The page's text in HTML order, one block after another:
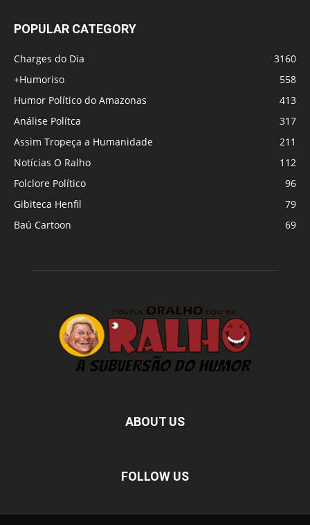
POPULAR CATEGORY
Charges do Dia
3160
+Humoriso
558
Humor Político do Amazonas
413
Análise Polítca
317
Assim Tropeça a Humanidade
211
Notícias O Ralho
112
Folclore Político
96
Gibiteca Henfil
79
Baú Cartoon
69
ABOUT US
FOLLOW US